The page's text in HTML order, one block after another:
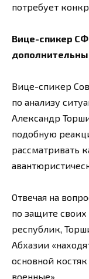
потребует
Вице-спикер
Вице-спикер
по анализу
Александр
подобную
рассматривать
Отвечая на
по защите
республик,
Абхазии
основной
военные».